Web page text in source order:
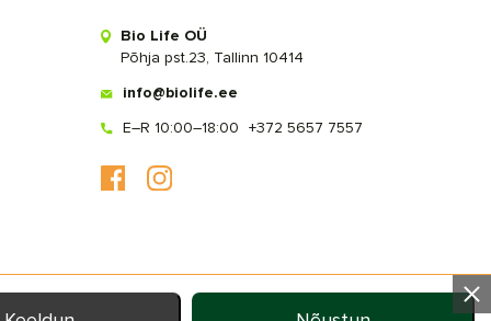
Bio Life OÜ
Põhja pst.23, Tallinn 10414
info@biolife.ee
E–R 10:00–18:00 +372 5657 7557